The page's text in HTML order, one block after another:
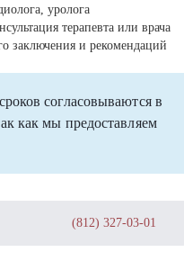
уролога
терапевта или врача
заключения и рекомендаций
согласовываются в
как мы предоставляем
(812) 327-03-01